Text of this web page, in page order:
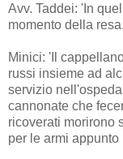
Avv. Taddei: 'In
momento della
Minici: 'Il
russi insieme ad
servizio
cannonate che
ricoverati morirono
per le armi